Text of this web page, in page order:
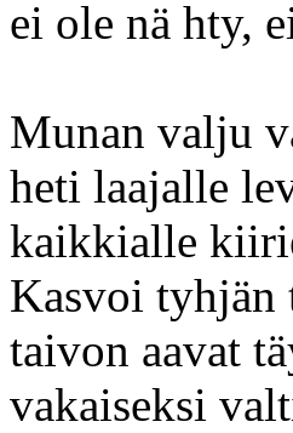
ei ole nä hty,
Munan valju
heti laajalle
kaikkialle
Kasvoi tyhjän
taivon aavat
vakaiseksi